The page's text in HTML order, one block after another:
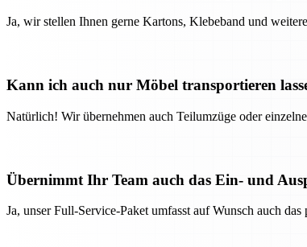
Ja, wir stellen Ihnen gerne Kartons, Klebeband und
Kann ich auch nur Möbel transportieren
Natürlich! Wir übernehmen auch Teilumzüge oder
Übernimmt Ihr Team auch das Ein- und
Ja, unser Full-Service-Paket umfasst auf Wunsch auch